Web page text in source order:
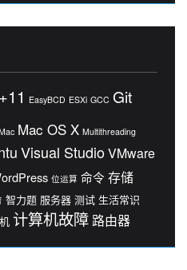
EasyBCD ESXi GCC Git
Mac OS X Multithreading
Visual StudioVMware
位运算 命令 存储
智力题 服务器 测试 生活常识
计算机故障 路由器